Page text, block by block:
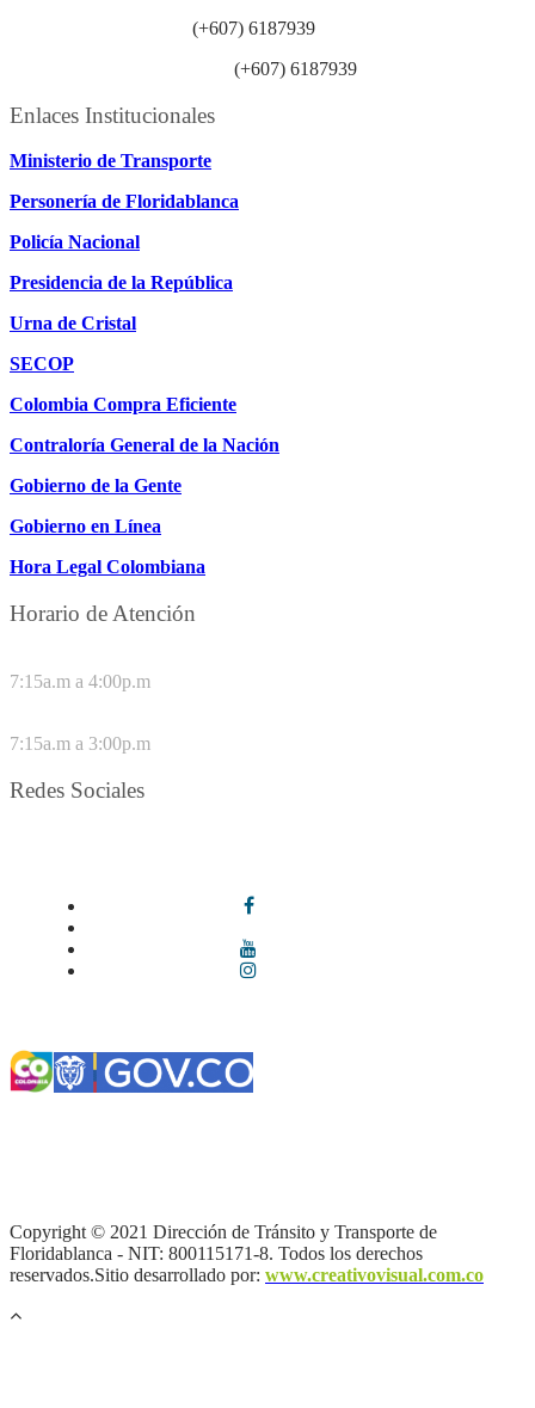
(+607) 6187939
(+607) 6187939
Enlaces Institucionales
Ministerio de Transporte
Personería de Floridablanca
Policía Nacional
Presidencia de la República
Urna de Cristal
SECOP
Colombia Compra Eficiente
Contraloría General de la Nación
Gobierno de la Gente
Gobierno en Línea
Hora Legal Colombiana
Horario de Atención
7:15a.m a 4:00p.m
7:15a.m a 3:00p.m
Redes Sociales
Copyright © 2021 Dirección de Tránsito y Transporte de
Floridablanca - NIT: 800115171-8. Todos los derechos
reservados.Sitio desarrollado por: www.creativovisual.com.co